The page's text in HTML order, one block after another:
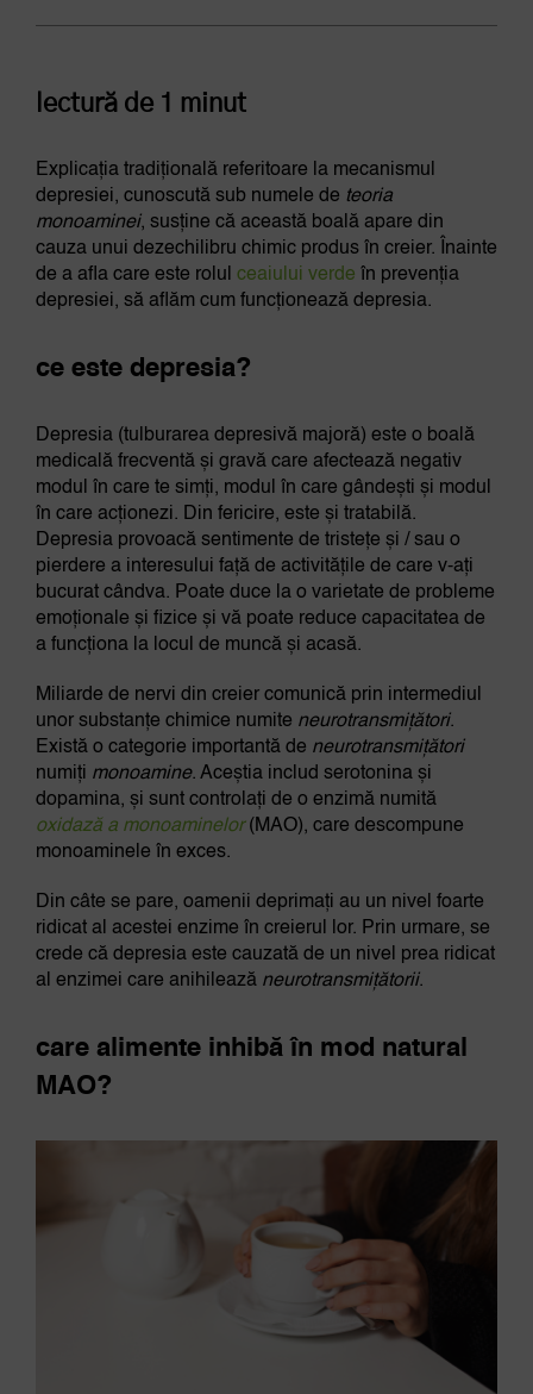
lectură de 1 minut
Explicația tradițională referitoare la mecanismul
depresiei, cunoscută sub numele de teoria
monoaminei, susține că această boală apare din
cauza unui dezechilibru chimic produs în creier. Înainte
de a afla care este rolul ceaiului verde în prevenția
depresiei, să aflăm cum funcționează depresia.
ce este depresia?
Depresia (tulburarea depresivă majoră) este o boală
medicală frecventă și gravă care afectează negativ
modul în care te simți, modul în care gândești și modul
în care acționezi. Din fericire, este și tratabilă.
Depresia provoacă sentimente de tristețe și / sau o
pierdere a interesului față de activitățile de care v-ați
bucurat cândva. Poate duce la o varietate de probleme
emoționale și fizice și vă poate reduce capacitatea de
a funcționa la locul de muncă și acasă.
Miliarde de nervi din creier comunică prin intermediul
unor substanțe chimice numite neurotransmițători.
Există o categorie importantă de neurotransmițători
numiți monoamine. Aceștia includ serotonina și
dopamina, și sunt controlați de o enzimă numită
oxidază a monoaminelor(MAO), care descompune
monoaminele în exces.
Din câte se pare, oamenii deprimați au un nivel foarte
ridicat al acestei enzime în creierul lor. Prin urmare, se
crede că depresia este cauzată de un nivel prea ridicat
al enzimei care anihilează neurotransmițătorii.
care alimente inhibă în mod natural
MAO?